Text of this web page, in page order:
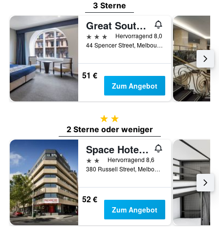
3 Sterne
Great Southern Hotel Melbourne
3 Sterne
Hervorragend 8,0
44 Spencer Street, Melbourne, VIC, Australien
51 €
Zum Angebot
2 Sterne
2 Sterne oder weniger
Space Hotel - Hostel
2 SterneHervorragend 8,6
380 Russell Street, Melbourne, VIC, Australien
52 €
Zum Angebot